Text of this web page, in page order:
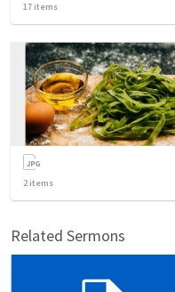
17 items
2items
Related Sermons